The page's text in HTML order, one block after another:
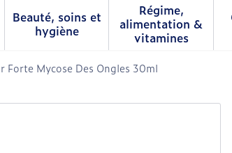
Beauté, soins et
hygièneAfficher le sous-menu pour la
Régime,
alimentation &
vitaminesAfficher le
Forte Mycose Des Ongles 30ml
Forte Mycose Des